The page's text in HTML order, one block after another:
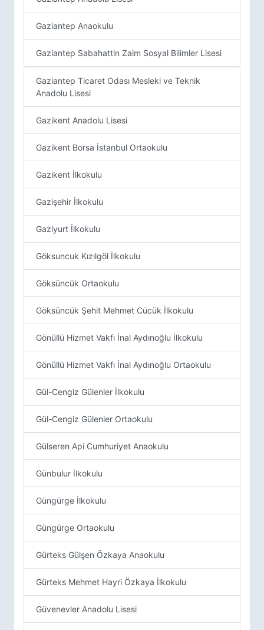
Gaziantep Anaokulu
Gaziantep Sabahattin Zaim Sosyal Bilimler Lisesi
Gaziantep Ticaret Odası Mesleki ve Teknik
Anadolu Lisesi
Gazikent Anadolu Lisesi
Gazikent Borsa İstanbul Ortaokulu
Gazikent İlkokulu
Gazişehir İlkokulu
Gaziyurt İlkokulu
Göksuncuk Kızılgöl İlkokulu
Göksüncük Ortaokulu
Göksüncük Şehit Mehmet Cücük İlkokulu
Gönüllü Hizmet Vakfı İnal Aydınoğlu İlkokulu
Gönüllü Hizmet Vakfı İnal Aydınoğlu Ortaokulu
Gül-Cengiz Gülenler İlkokulu
Gül-Cengiz Gülenler Ortaokulu
Gülseren Api Cumhuriyet Anaokulu
Günbulur İlkokulu
Güngürge İlkokulu
Güngürge Ortaokulu
Gürteks Gülşen Özkaya Anaokulu
Gürteks Mehmet Hayri Özkaya İlkokulu
Güvenevler Anadolu Lisesi